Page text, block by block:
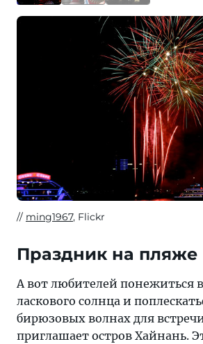
ming1967, Flickr
Праздник на пляже
А вот любителей понежиться
ласкового солнца и
бирюзовых волнах для
приглашает остров Хайнань.